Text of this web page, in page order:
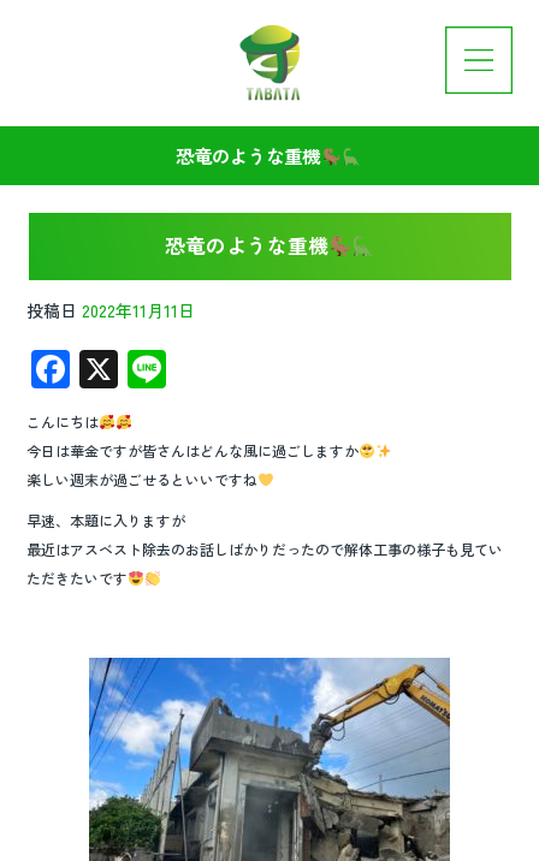
恐竜のような重機
恐竜のような重機
投稿日 2022年11月11日
F
ac
e
b
o
o
k
X
e
こんにちは
今日は華金ですが皆さんはどんな風に過ごしますか
楽しい週末が過ごせるといいですね
早速、本題に入りますが
最近はアスベスト除去のお話しばかりだったので解体工事の様子も見てい
ただきたいです